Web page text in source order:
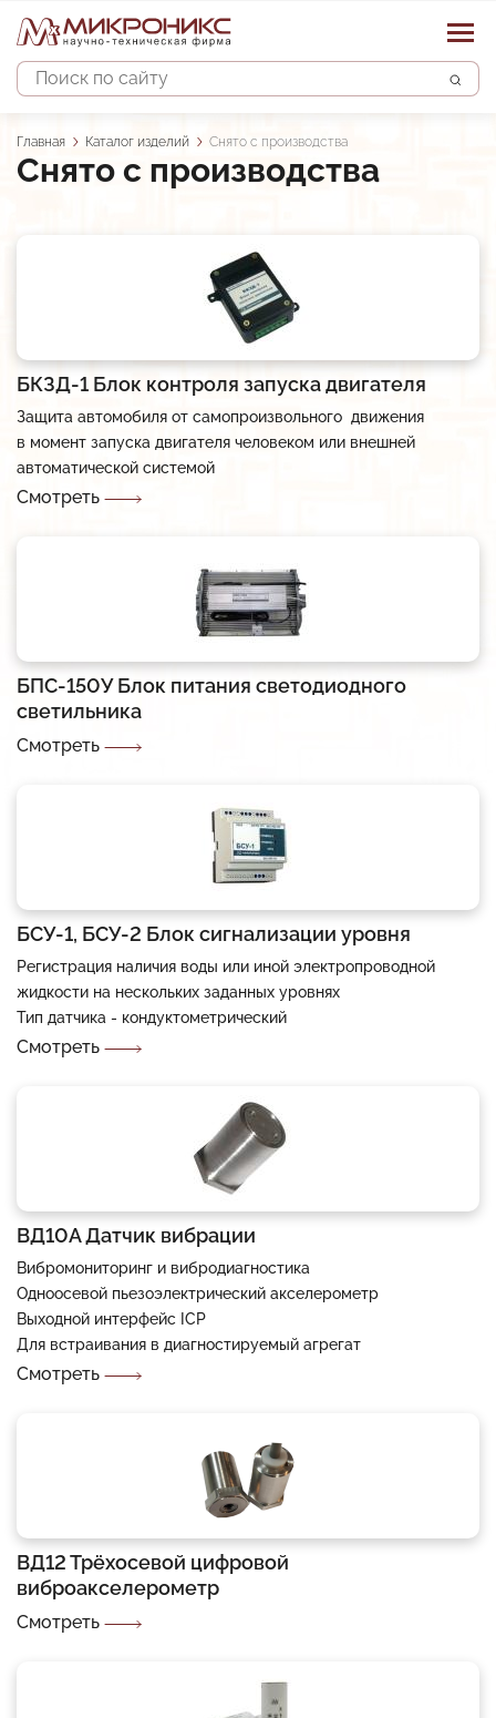
Поиск
Устройства защиты двигателя
Контроллеры
Преобразователи сигналов
Прочие изделия
Импортозамещение
Строительно-монтажные и пусконалад. работы
Сервисное обслуживание систем автоматики
Разработка изделий по ТЗ заказчика
Системы управления
АСУ водоснабжением и водоотведением
АСУ объектами теплоснабжения
АСУ Системы освещения
Автоматическая противогололёдная система
О предприятии
Опыт
Партнёры и отзывы
Карточка предприятия
История
Вакансии
Новости
Контакты
Строка
навигации
Главная Каталог изделий Снято с производства
Снято с производства
БКЗД-1 Блок контроля запуска двигателя
Защита автомобиля от самопроизвольного движения
в момент запуска двигателя человеком или внешней
автоматической системой
Смотреть
БПС-150У Блок питания светодиодного
светильника
Смотреть
БСУ-1, БСУ-2 Блок сигнализации уровня
Регистрация наличия воды или иной электропроводной
жидкости на нескольких заданных уровнях
Тип датчика - кондуктометрический
Смотреть
ВД10А Датчик вибрации
Вибромониторинг и вибродиагностика
Одноосевой пьезоэлектрический акселерометр
Выходной интерфейс ICP
Для встраивания в диагностируемый агрегат
Смотреть
ВД12 Трёхосевой цифровой
виброакселерометр
Смотреть